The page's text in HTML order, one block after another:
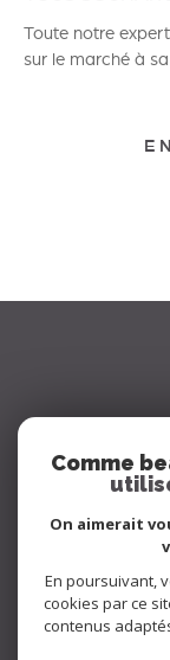
Toute notre
sur le marché à
Comme
On aimerait
En poursuivant,
cookies par ce
contenus